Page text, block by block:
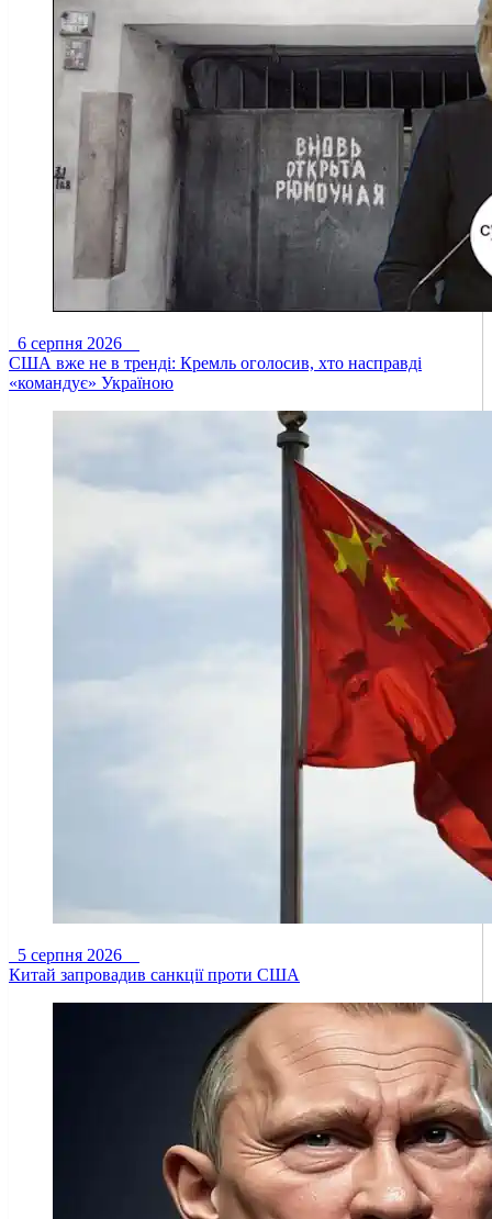
6 серпня 2026
США вже не в тренді: Кремль оголосив, хто насправді
«командує» Україною
5 серпня 2026
Китай запровадив санкції проти США